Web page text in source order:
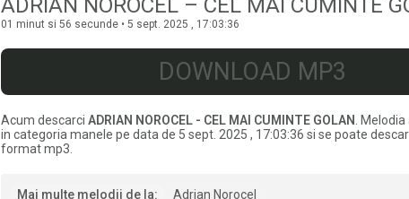
ADRIAN NOROCEL – CEL MAI CUMINTE
01 minut si 56 secunde • 5 sept. 2025 , 17:03:36
DOWNLOAD MP3
Acum descarci ADRIAN NOROCEL - CEL MAI CUMINTE GOLAN
.
in categoria manele pe data de 5 sept. 2025 , 17:03:36 si se poate
format mp3.
Mai multe melodii de la: Adrian Norocel